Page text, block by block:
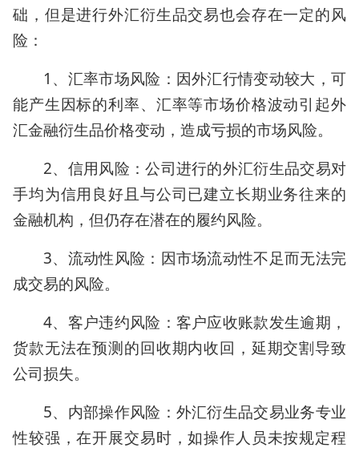
础，但是进行外汇衍生品交易也会存在一定的风
险：
1、汇率市场风险：因外汇行情变动较大，可
能产生因标的利率、汇率等市场价格波动引起外
汇金融衍生品价格变动，造成亏损的市场风险。
2、信用风险：公司进行的外汇衍生品交易对
手均为信用良好且与公司已建立长期业务往来的
金融机构，但仍存在潜在的履约风险。
3、流动性风险：因市场流动性不足而无法完
成交易的风险。
4、客户违约风险：客户应收账款发生逾期，
货款无法在预测的回收期内收回，延期交割导致
公司损失。
5、内部操作风险：外汇衍生品交易业务专业
性较强，在开展交易时，如操作人员未按规定程